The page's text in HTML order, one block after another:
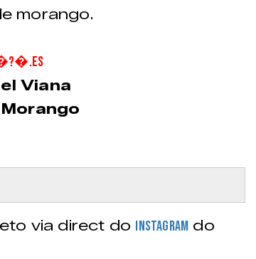
morango.
Viana
via direct do Instagram do